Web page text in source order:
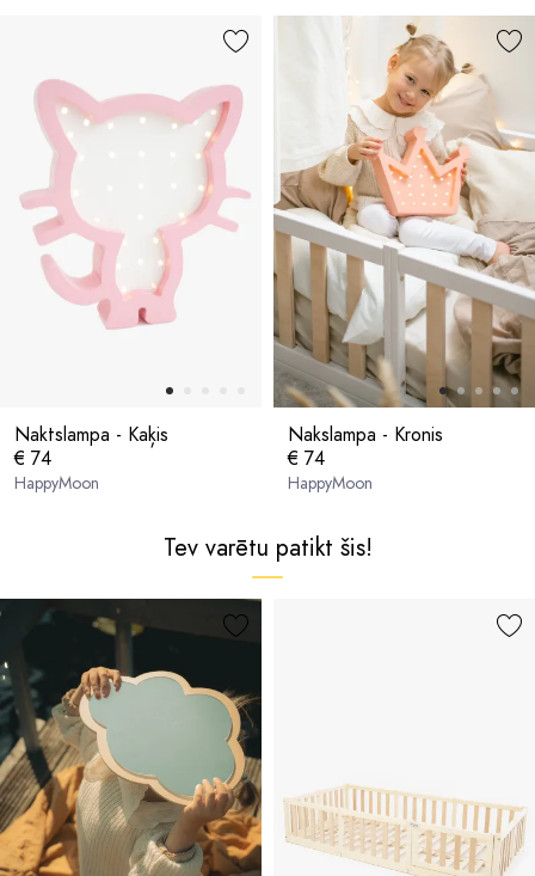
Naktslampa - Kaķis
€ 74
HappyMoon
Nakslampa - Kronis
€ 74
HappyMoon
Tev varētu patikt šis!